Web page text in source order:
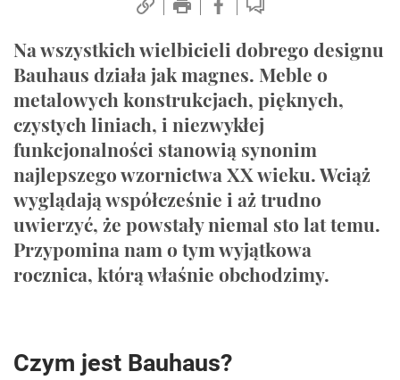
Na wszystkich wielbicieli dobrego designu
Bauhaus działa jak magnes. Meble o
metalowych konstrukcjach, pięknych,
czystych liniach, i niezwykłej
funkcjonalności stanowią synonim
najlepszego wzornictwa XX wieku. Wciąż
wyglądają współcześnie i aż trudno
uwierzyć, że powstały niemal sto lat temu.
Przypomina nam o tym wyjątkowa
rocznica, którą właśnie obchodzimy.
Czym jest Bauhaus?